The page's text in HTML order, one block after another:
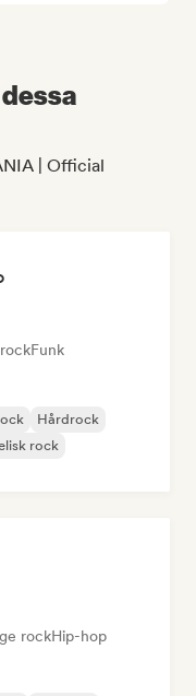
| Official
Funk
Hårdrock
rock
rockHip-hop